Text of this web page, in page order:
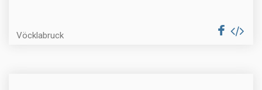
Vöcklabruck